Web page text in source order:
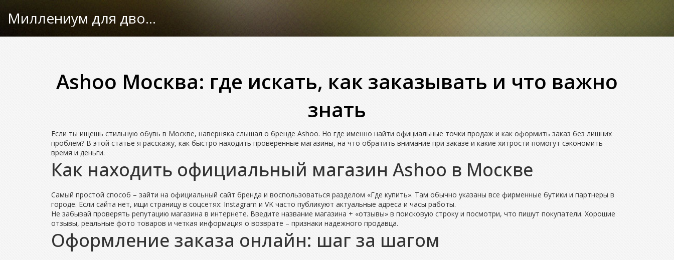
Миллениум для двоих
Ashoo Москва: где искать, как заказывать и что важно
знать
Если ты ищешь стильную обувь в Москве, наверняка слышал о бренде Ashoo. Но где именно найти официальные точки продаж и как оформить заказ без лишних
проблем? В этой статье я расскажу, как быстро находить проверенные магазины, на что обратить внимание при заказе и какие хитрости помогут сэкономить
время и деньги.
Как находить официальный магазин Ashoo в Москве
Самый простой способ – зайти на официальный сайт бренда и воспользоваться разделом «Где купить». Там обычно указаны все фирменные бутики и партнеры в
городе. Если сайта нет, ищи страницу в соцсетях: Instagram и VK часто публикуют актуальные адреса и часы работы.
Не забывай проверять репутацию магазина в интернете. Введите название магазина + «отзывы» в поисковую строку и посмотри, что пишут покупатели. Хорошие
отзывы, реальные фото товаров и четкая информация о возврате – признаки надежного продавца.
Оформление заказа онлайн: шаг за шагом